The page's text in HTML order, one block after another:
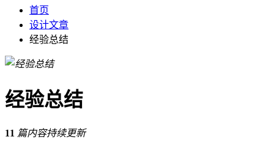
首页
设计文章
经验总结
经验总结
11 篇内容持续更新